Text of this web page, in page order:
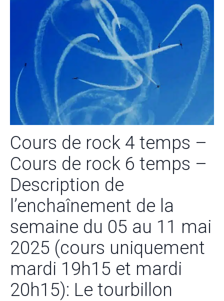
Cours de rock 4 temps –
Cours de rock 6 temps –
Description de
l’enchaînement de la
semaine du 05 au 11 mai
2025 (cours uniquement
mardi 19h15 et mardi
20h15): Le tourbillon